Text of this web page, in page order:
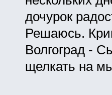
дочурок
Решаюсь.
Волгоград -
щелкать на